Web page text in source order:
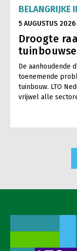
BELANGRIJKE
5 AUGUSTUS 2026
Droogte
De aanhoudende
toenemende
tuinbouw. LTO
vrijwel alle